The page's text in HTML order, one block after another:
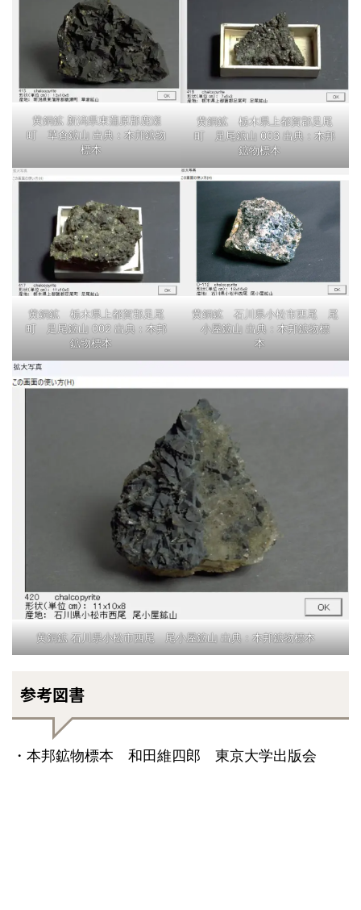
黄銅鉱 新潟県東蒲原郡鹿瀬
町 草倉鉱山 出典：本邦鉱物
標本
黄銅鉱 栃木県上都賀郡足尾
町 足尾鉱山 003 出典：本邦
鉱物標本
黄銅鉱 栃木県上都賀郡足尾
町 足尾鉱山 002 出典：本邦
鉱物標本
黄銅鉱 石川県小松市西尾 尾
小屋鉱山 出典：本邦鉱物標
本
黄銅鉱 石川県小松市西尾 尾小屋鉱山 出典：本邦鉱物標本
参考図書
・本邦鉱物標本 和田維四郎 東京大学出版会